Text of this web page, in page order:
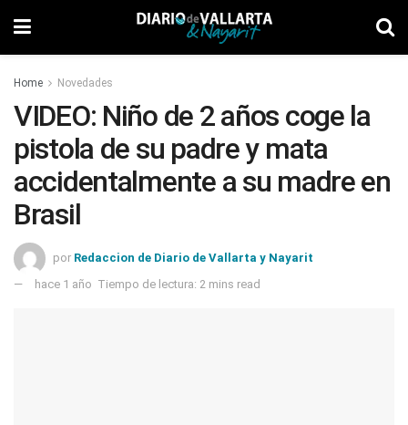
Home Novedades
VIDEO: Niño de 2 años coge la
pistola de su padre y mata
accidentalmente a su madre en
Brasil
por Redaccion de Diario de Vallarta y Nayarit
hace 1 año Tiempo de lectura: 2 mins read